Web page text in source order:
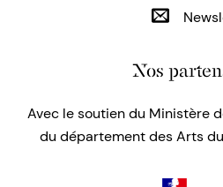
Nos
Avec le soutien du Ministère
du département des Arts